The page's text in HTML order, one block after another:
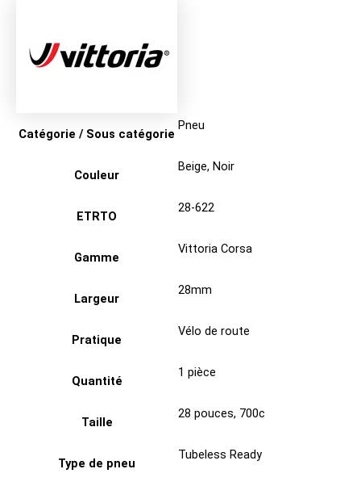
Catégorie / Sous catégorie
Pneu
Couleur
Beige, Noir
ETRTO
28-622
Gamme
Vittoria Corsa
Largeur
28mm
Pratique
Vélo de route
Quantité
1 pièce
Taille
28 pouces, 700c
Type de pneu
Tubeless Ready